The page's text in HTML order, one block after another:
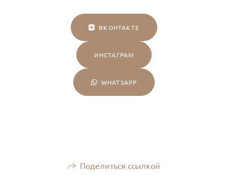
ВКОНТАКТЕ
ИНСТАГРАМ
WHATSAPP
Поделиться ссылкой